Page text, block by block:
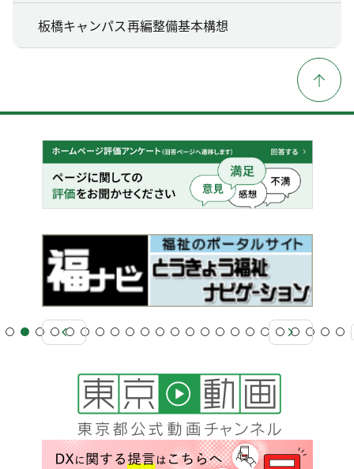
板橋キャンパス再編整備基本構想